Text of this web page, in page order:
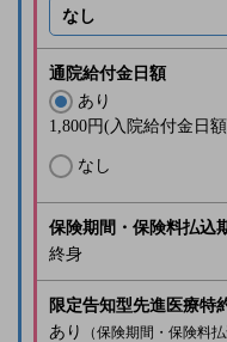
通院給付金日額
あり
1,800円(入院給付金日
なし
保険期間・保険料払込
終身
限定告知型先進医療特
あり
（保険期間・保険料